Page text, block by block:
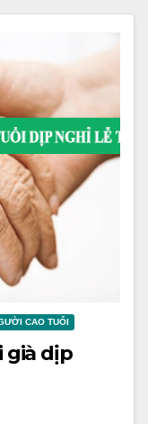
CAO TUỔI
già dịp